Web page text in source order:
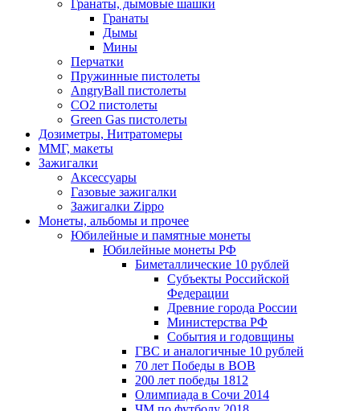
Гранаты, дымовые шашки
Гранаты
Дымы
Мины
Перчатки
Пружинные пистолеты
AngryBall пистолеты
CO2 пистолеты
Green Gas пистолеты
Дозиметры, Нитратомеры
ММГ, макеты
Зажигалки
Аксессуары
Газовые зажигалки
Зажигалки Zippo
Монеты, альбомы и прочее
Юбилейные и памятные монеты
Юбилейные монеты РФ
Биметаллические 10 рублей
Субъекты Российской
Федерации
Древние города России
Министерства РФ
События и годовщины
ГВС и аналогичные 10 рублей
70 лет Победы в ВОВ
200 лет победы 1812
Олимпиада в Сочи 2014